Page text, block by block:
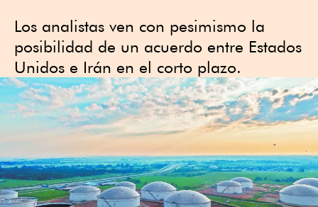
Los analistas ven con pesimismo la
posibilidad de un acuerdo entre Estados
Unidos e Irán en el corto plazo.